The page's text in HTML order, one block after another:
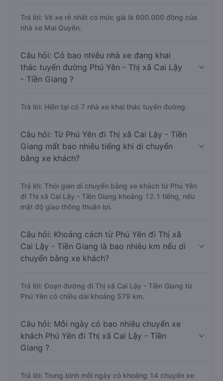
Trả lời: Vé xe rẻ nhất có mức giá là 600.000 đồng của
nhà xe Mai Quyên.
Câu hỏi: Có bao nhiêu nhà xe đang khai
thác tuyến đường Phú Yên - Thị xã Cai Lậy
- Tiền Giang ?
Trả lời: Hiện tại có 7 nhà xe khai thác tuyến đường.
Câu hỏi: Từ Phú Yên đi Thị xã Cai Lậy - Tiền
Giang mất bao nhiêu tiếng khi di chuyển
bằng xe khách?
Trả lời: Thời gian di chuyển bằng xe khách từ Phú Yên
đi Thị xã Cai Lậy - Tiền Giang khoảng 12.1 tiếng, nếu
mật độ giao thông thuận lợi.
Câu hỏi: Khoảng cách từ Phú Yên đi Thị xã
Cai Lậy - Tiền Giang là bao nhiêu km nếu di
chuyển bằng xe khách?
Trả lời: Đoạn đường đi Thị xã Cai Lậy - Tiền Giang từ
Phú Yên có chiều dài khoảng 579 km.
Câu hỏi: Mỗi ngày có bao nhiêu chuyến xe
khách Phú Yên đi Thị xã Cai Lậy - Tiền
Giang ?
Trả lời: Trung bình mỗi ngày có khoảng 14 chuyến xe